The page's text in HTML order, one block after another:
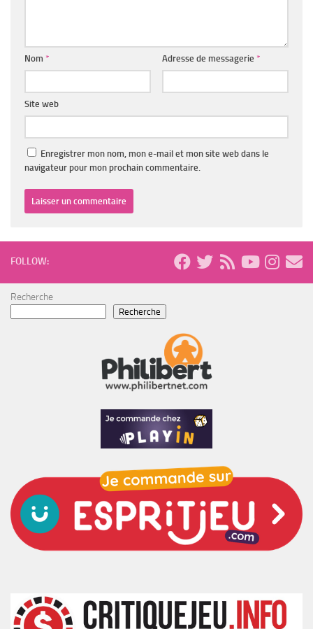
Nom * Adresse de messagerie *
Site web
Enregistrer mon nom, mon e-mail et mon site web dans le
navigateur pour mon prochain commentaire.
FOLLOW:
Recherche
Recherche